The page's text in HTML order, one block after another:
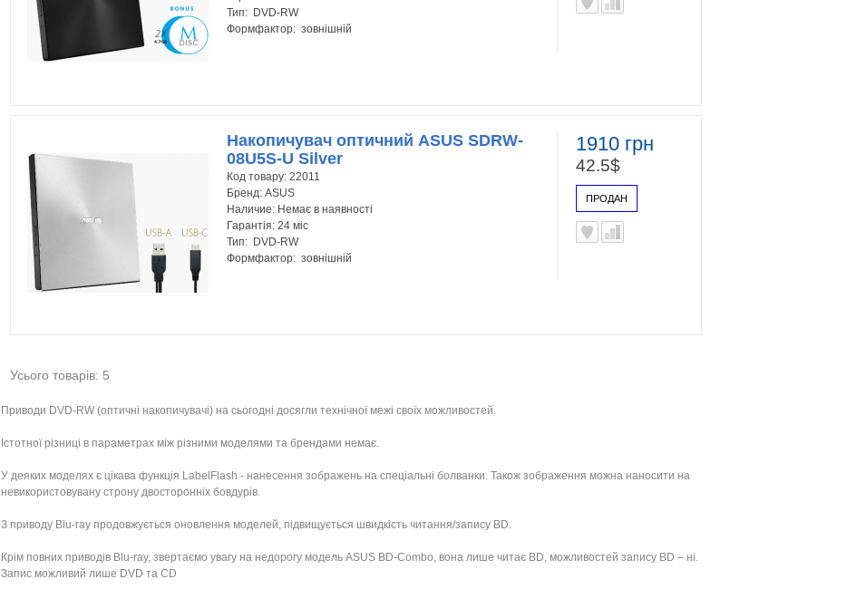
Тип: DVD-RW
Формфактор: зовнішній
1910 грн
42.5$
ПРОДАН
Накопичувач оптичний ASUS SDRW-
08U5S-U Silver
Код товару: 22011
Бренд: ASUS
Наличие: Немає в наявності
Гарантія: 24 міс
Тип: DVD-RW
Формфактор: зовнішній
Усього товарів: 5
Приводи DVD-RW (оптичні накопичувачі) на сьогодні досягли технічної межі своїх можливостей.
Істотної різниці в параметрах між різними моделями та брендами немає.
У деяких моделях є цікава функція LabelFlash - нанесення зображень на спеціальні болванки. Також зображення можна наносити на
невикористовувану строну двосторонніх бовдурів.
З приводу Blu-ray продовжується оновлення моделей, підвищується швидкість читання/запису BD.
Крім повних приводів Blu-ray, звертаємо увагу на недорогу модель ASUS BD-Combo, вона лише читає BD, можливостей запису BD – ні.
Запис можливий лише DVD та CD